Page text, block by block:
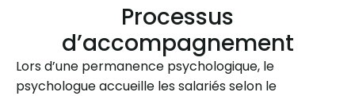
Processus
d’accompagnement
Lors d’une permanence psychologique, le
psychologue accueille les salariés selon le